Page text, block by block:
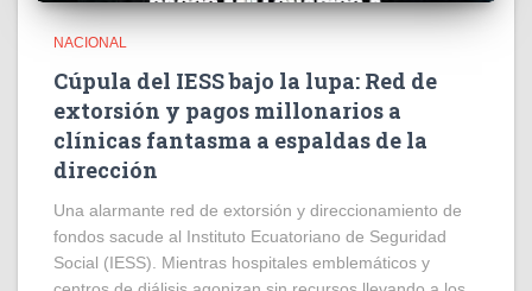
NACIONAL
Cúpula del IESS bajo la lupa: Red de
extorsión y pagos millonarios a
clínicas fantasma a espaldas de la
dirección
​Una alarmante red de extorsión y direccionamiento de
fondos sacude al Instituto Ecuatoriano de Seguridad
Social (IESS). Mientras hospitales emblemáticos y